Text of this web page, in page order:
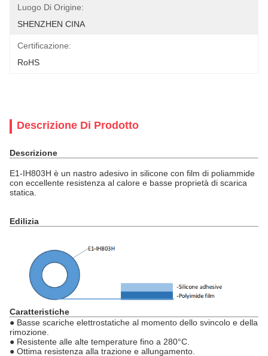
Luogo Di Origine:
SHENZHEN CINA
Certificazione:
RoHS
Descrizione Di Prodotto
Descrizione
E1-IH803H è un nastro adesivo in silicone con film di poliammide
con eccellente resistenza al calore e basse proprietà di scarica
statica.
Edilizia
Caratteristiche
● Basse scariche elettrostatiche al momento dello svincolo e della
rimozione.
● Resistente alle alte temperature fino a 280°C.
● Ottima resistenza alla trazione e allungamento.